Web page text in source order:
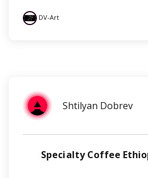
DV-Art
Shtilyan Dobrev
Specialty Coffee